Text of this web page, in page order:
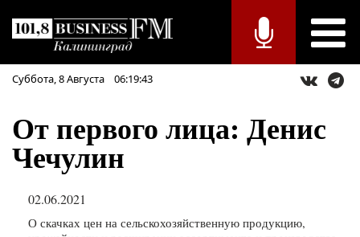
Суббота,8Августа 06:19:43
От первого лица: Денис
Чечулин
02.06.2021
О скачках цен на сельскохозяйственную продукцию,